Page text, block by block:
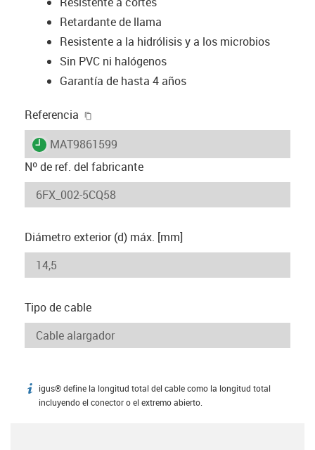
Retardante de llama
Resistente a la hidrólisis y a los microbios
Sin PVC ni halógenos
Garantía de hasta 4 años
Referencia
igus-icon-lieferzeit
MAT9861599
Nº de ref. del fabricante
Diámetro exterior (d) máx. [mm]
Tipo de cable
igus-icon-info
igus® define la longitud total del cable como la longitud total
incluyendo el conector o el extremo abierto.